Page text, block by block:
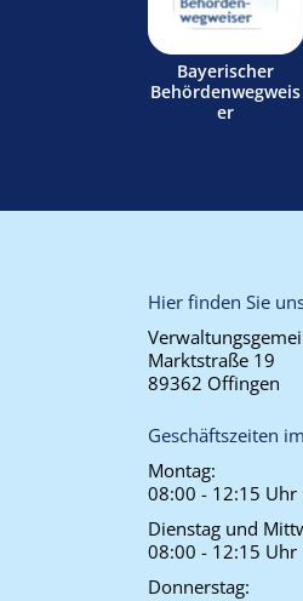
Bayerischer
Behördenwegweis
er
Hier finden Sie
Marktstraße 19
89362 Offingen
Geschäftszeiten
Montag:
08:00 - 12:15
Dienstag und
08:00 - 12:15 Uhr
Donnerstag: